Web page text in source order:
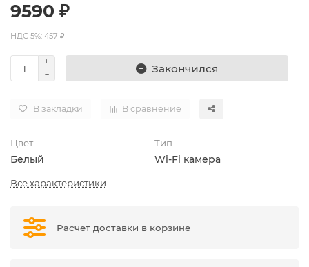
9590 ₽
НДС 5%: 457 ₽
Закончился
В закладки В сравнение
Цвет
Белый
Тип
Wi-Fi камера
Все характеристики
Расчет доставки в корзине